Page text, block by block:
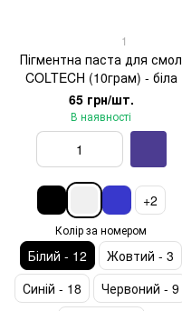
1
Пігментна паста для смол
COLTECH (10грам) - біла
65 грн/шт.
В наявності
+2
Колір за номером
Білий - 12
Жовтий - 3
Синій - 18
Червоний - 9